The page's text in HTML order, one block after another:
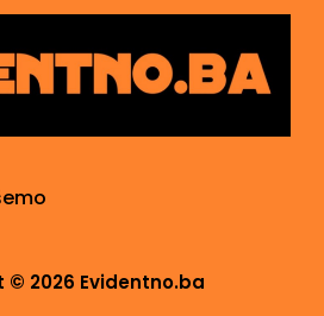
© 2026 Evidentno.ba